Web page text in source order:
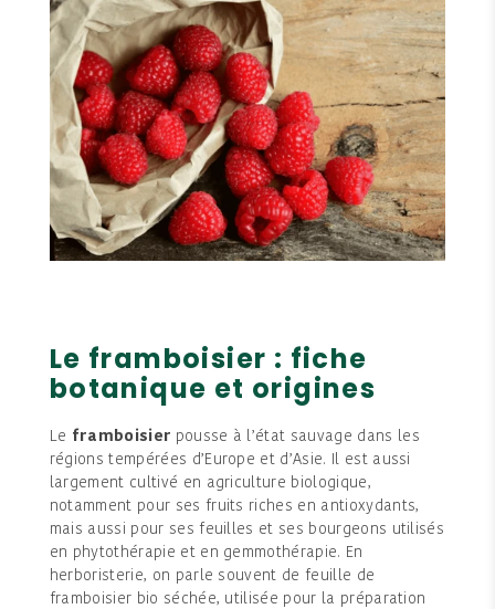
Le framboisier : fiche
botanique et origines
Le framboisier pousse à l’état sauvage dans les
régions tempérées d’Europe et d’Asie. Il est aussi
largement cultivé en agriculture biologique,
notamment pour ses fruits riches en antioxydants,
mais aussi pour ses feuilles et ses bourgeons utilisés
en phytothérapie et en gemmothérapie. En
herboristerie, on parle souvent de feuille de
framboisier bio séchée, utilisée pour la préparation